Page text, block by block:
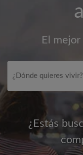
El
¿Estás